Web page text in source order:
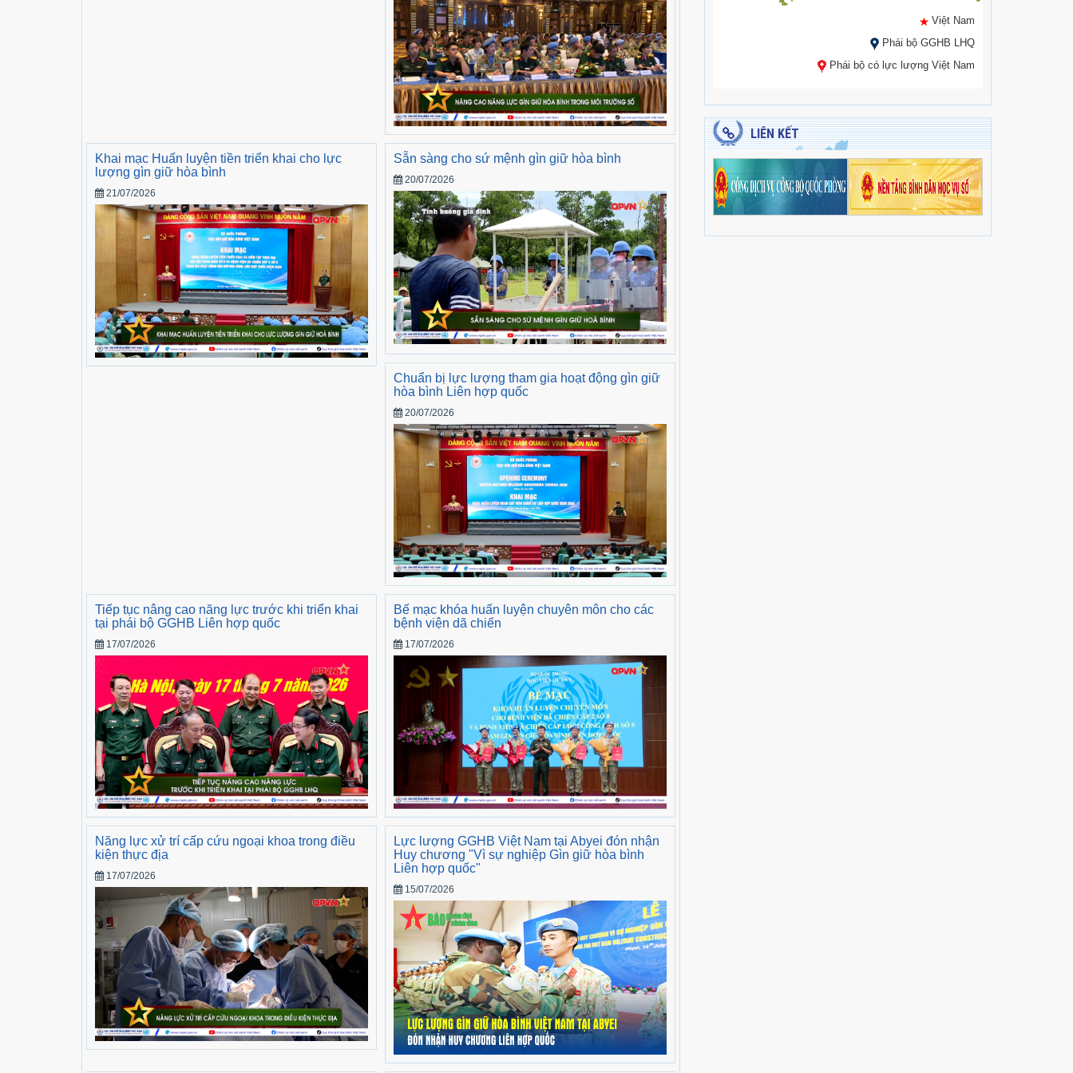
Khai mạc Huấn luyện tiền triển khai cho lực
lượng gìn giữ hòa bình
21/07/2026
Sẵn sàng cho sứ mệnh gìn giữ hòa bình
20/07/2026
Chuẩn bị lực lượng tham gia hoạt động gìn giữ
hòa bình Liên hợp quốc
20/07/2026
Tiếp tục nâng cao năng lực trước khi triển khai
tại phái bộ GGHB Liên hợp quốc
17/07/2026
Bế mạc khóa huấn luyện chuyên môn cho các
bệnh viện dã chiến
17/07/2026
Năng lực xử trí cấp cứu ngoại khoa trong điều
kiện thực địa
17/07/2026
Lực lượng GGHB Việt Nam tại Abyei đón nhận
Huy chương "Vì sự nghiệp Gìn giữ hòa bình
Liên hợp quốc"
15/07/2026
Việt Nam
Phái bộ GGHB LHQ
Phái bộ có lực lượng Việt Nam
LIÊN KẾT